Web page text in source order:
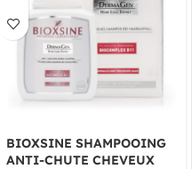
BIOXSINE SHAMPOOING
ANTI-CHUTE CHEVEUX